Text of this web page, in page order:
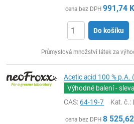
cena bez DPH 991,74
Do košíku
Průmyslová množství látek za
Acetic acid 100 % p.A.
Výhodné balení -
CAS:64-19-7 Kat. č.:
cena bez DPH 8 525,62